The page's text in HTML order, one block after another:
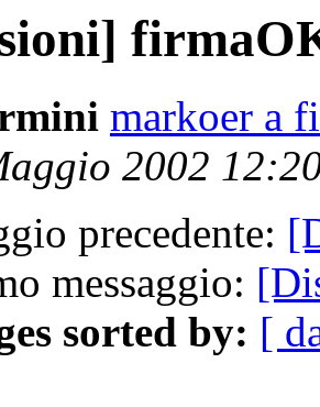
markoer a
2002
precedente:
messaggio:
sorted by: [